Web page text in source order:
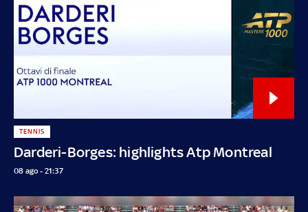
Darderi-Borges: highlights Atp Montreal
TENNIS
08 ago - 21:37